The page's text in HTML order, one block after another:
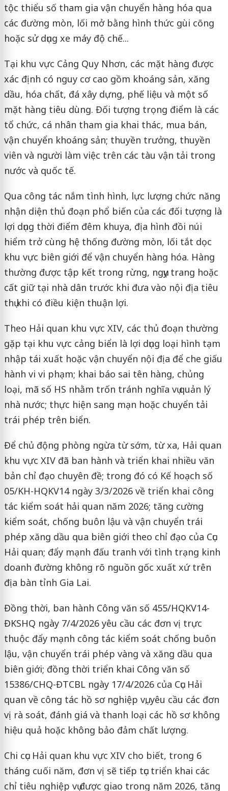
tộc thiểu số tham gia vận chuyển hàng hóa qua
các đường mòn, lối mở bằng hình thức gùi cõng
hoặc sử dụng xe máy độ chế...
Tại khu vực Cảng Quy Nhơn, các mặt hàng được
xác định có nguy cơ cao gồm khoáng sản, xăng
dầu, hóa chất, đá xây dựng, phế liệu và một số
mặt hàng tiêu dùng. Đối tượng trọng điểm là các
tổ chức, cá nhân tham gia khai thác, mua bán,
vận chuyển khoáng sản; thuyền trưởng, thuyền
viên và người làm việc trên các tàu vận tải trong
nước và quốc tế.
Qua công tác nắm tình hình, lực lượng chức năng
nhận diện thủ đoạn phổ biến của các đối tượng là
lợi dụng thời điểm đêm khuya, địa hình đồi núi
hiểm trở cùng hệ thống đường mòn, lối tắt dọc
khu vực biên giới để vận chuyển hàng hóa. Hàng
thường được tập kết trong rừng, ngụy trang hoặc
cất giữ tại nhà dân trước khi đưa vào nội địa tiêu
thụ khi có điều kiện thuận lợi.
Theo Hải quan khu vực XIV, các thủ đoạn thường
gặp tại khu vực cảng biển là lợi dụng loại hình tạm
nhập tái xuất hoặc vận chuyển nội địa để che giấu
hành vi vi phạm; khai báo sai tên hàng, chủng
loại, mã số HS nhằm trốn tránh nghĩa vụ quản lý
nhà nước; thực hiện sang mạn hoặc chuyển tải
trái phép trên biển.
Để chủ động phòng ngừa từ sớm, từ xa, Hải quan
khu vực XIV đã ban hành và triển khai nhiều văn
bản chỉ đạo chuyên đề; trong đó có Kế hoạch số
05/KH-HQKV14 ngày 3/3/2026 về triển khai công
tác kiểm soát hải quan năm 2026; tăng cường
kiểm soát, chống buôn lậu và vận chuyển trái
phép xăng dầu qua biên giới theo chỉ đạo của Cục
Hải quan; đẩy mạnh đấu tranh với tình trạng kinh
doanh đường không rõ nguồn gốc xuất xứ trên
địa bàn tỉnh Gia Lai.
Đồng thời, ban hành Công văn số 455/HQKV14-
ĐKSHQ ngày 7/4/2026 yêu cầu các đơn vị trực
thuộc đẩy mạnh công tác kiểm soát chống buôn
lậu, vận chuyển trái phép vàng và xăng dầu qua
biên giới; đồng thời triển khai Công văn số
15386/CHQ-ĐTCBL ngày 17/4/2026 của Cục Hải
quan về công tác hồ sơ nghiệp vụ, yêu cầu các đơn
vị rà soát, đánh giá và thanh loại các hồ sơ không
hiệu quả hoặc không bảo đảm chất lượng.
Chi cục Hải quan khu vực XIV cho biết, trong 6
tháng cuối năm, đơn vị sẽ tiếp tục triển khai các
chỉ tiêu nghiệp vụ được giao trong năm 2026, tăng